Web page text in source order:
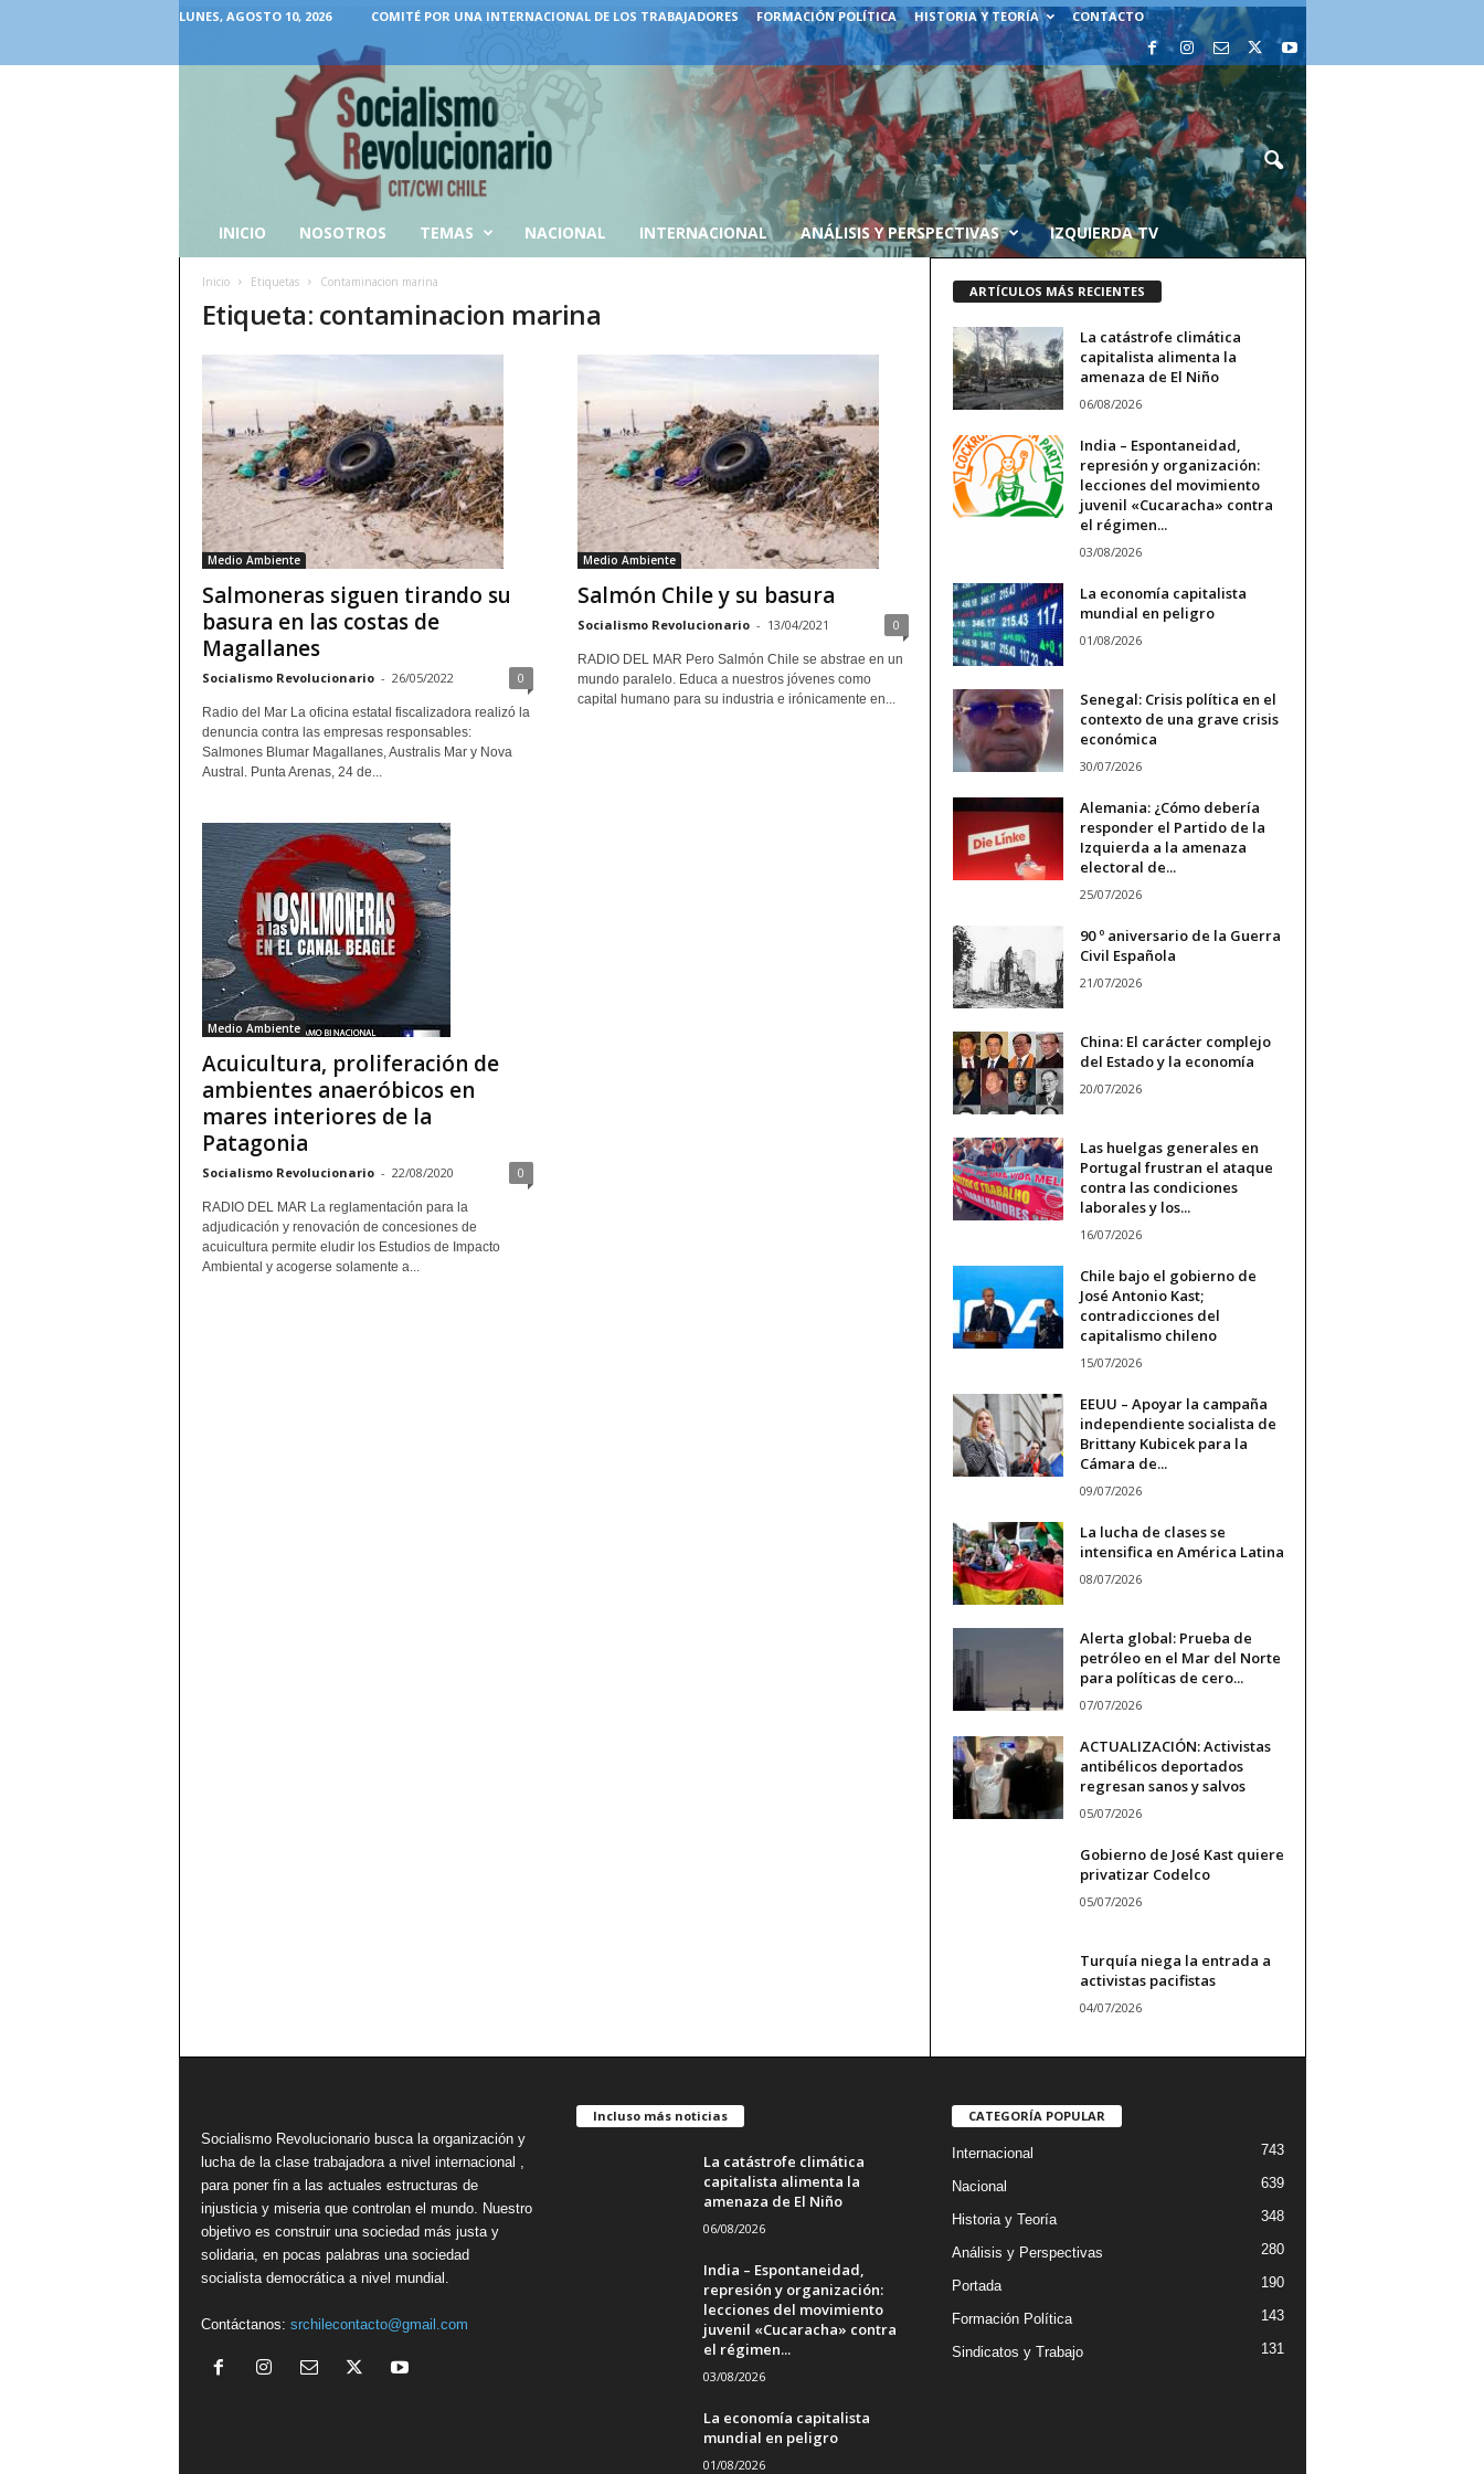
LUNES, AGOSTO 10, 2026 COMITÉ POR UNA INTERNACIONAL DE LOS TRABAJADORES FORMACIÓN POLÍTICA HISTORIA Y TEORÍA CONTACTO
INICIO NOSOTROS TEMAS NACIONAL INTERNACIONAL ANÁLISIS Y PERSPECTIVAS IZQUIERDA TV
Inicio Etiquetas Contaminacion marina
Etiqueta: contaminacion marina
Medio Ambiente
Salmoneras siguen tirando su
basura en las costas de
Magallanes
Socialismo Revolucionario - 26/05/2022 0
Radio del Mar La oficina estatal fiscalizadora realizó la
denuncia contra las empresas responsables:
Salmones Blumar Magallanes, Australis Mar y Nova
Austral. Punta Arenas, 24 de...
Medio Ambiente
Salmón Chile y su basura
Socialismo Revolucionario - 13/04/2021 0
RADIO DEL MAR Pero Salmón Chile se abstrae en un
mundo paralelo. Educa a nuestros jóvenes como
capital humano para su industria e irónicamente en...
Medio Ambiente
Acuicultura, proliferación de
ambientes anaeróbicos en
mares interiores de la
Patagonia
Socialismo Revolucionario - 22/08/2020 0
RADIO DEL MAR La reglamentación para la
adjudicación y renovación de concesiones de
acuicultura permite eludir los Estudios de Impacto
Ambiental y acogerse solamente a...
ARTÍCULOS MÁS RECIENTES
La catástrofe climática
capitalista alimenta la
amenaza de El Niño
06/08/2026
India – Espontaneidad,
represión y organización:
lecciones del movimiento
juvenil «Cucaracha» contra
el régimen...
03/08/2026
La economía capitalista
mundial en peligro
01/08/2026
Senegal: Crisis política en el
contexto de una grave crisis
económica
30/07/2026
Alemania: ¿Cómo debería
responder el Partido de la
Izquierda a la amenaza
electoral de...
25/07/2026
90 º aniversario de la Guerra
Civil Española
21/07/2026
China: El carácter complejo
del Estado y la economía
20/07/2026
Las huelgas generales en
Portugal frustran el ataque
contra las condiciones
laborales y los...
16/07/2026
Chile bajo el gobierno de
José Antonio Kast;
contradicciones del
capitalismo chileno
15/07/2026
EEUU – Apoyar la campaña
independiente socialista de
Brittany Kubicek para la
Cámara de...
09/07/2026
La lucha de clases se
intensifica en América Latina
08/07/2026
Alerta global: Prueba de
petróleo en el Mar del Norte
para políticas de cero...
07/07/2026
ACTUALIZACIÓN: Activistas
antibélicos deportados
regresan sanos y salvos
05/07/2026
Gobierno de José Kast quiere
privatizar Codelco
05/07/2026
Turquía niega la entrada a
activistas pacifistas
04/07/2026
Socialismo Revolucionario busca la organización y
lucha de la clase trabajadora a nivel internacional ,
para poner fin a las actuales estructuras de
injusticia y miseria que controlan el mundo. Nuestro
objetivo es construir una sociedad más justa y
solidaria, en pocas palabras una sociedad
socialista democrática a nivel mundial.
Contáctanos: srchilecontacto@gmail.com
Incluso más noticias
La catástrofe climática
capitalista alimenta la
amenaza de El Niño
06/08/2026
India – Espontaneidad,
represión y organización:
lecciones del movimiento
juvenil «Cucaracha» contra
el régimen...
03/08/2026
La economía capitalista
mundial en peligro
01/08/2026
CATEGORÍA POPULAR
Internacional 743
Nacional 639
Historia y Teoría 348
Análisis y Perspectivas 280
Portada 190
Formación Política 143
Sindicatos y Trabajo 131